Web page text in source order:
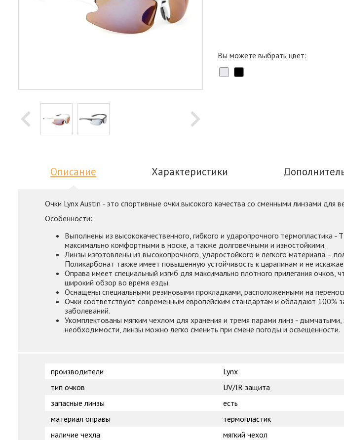
Вы можете выбрать цвет:
Описание Характеристики
Очки Lynx Austin - это спортивные очки высокого качества со сменными линзами для
Особенности:
Выполнены из высококачественного, гибкого и ударопрочного термопластика
максимально комфортными в носке, а также долговечными и изностойкими.
Линзы изготовлены из высокопрочного, ударостойкого и легкого материала –
Поликарбонат также имеет повышенную устойчивость к царапинам и не
Оправа имеет специальный изгиб для максимально плотного прилегания
широкий обзор во время езды.
Оснащены специальными резиновыми прокладками, расположенными на
Очки соответствуют современным европейским стандартам и обладают 100%
заболеваний.
Укомплектованы мягким чехлом для хранения и тремя парами линз -
необходимости, линзы можно легко сменить при смене погоды и освещенности.
производители
Lynx
тип очков
UV/IR защита
запасные линзы
есть
материал оправы
термопластик
наличие чехла
мягкий чехол